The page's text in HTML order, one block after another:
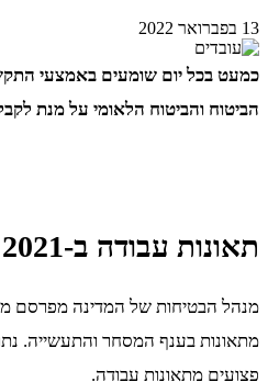
13 בפברואר 2022
כמעט בכל יום שומעים באמצעי
הביטוח והביטוח הלאומי על מנת
תאונות עבודה ב-2021
פצועים מתאונות עבודה.